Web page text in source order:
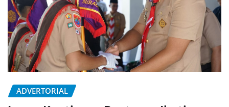
ADVERTORIAL